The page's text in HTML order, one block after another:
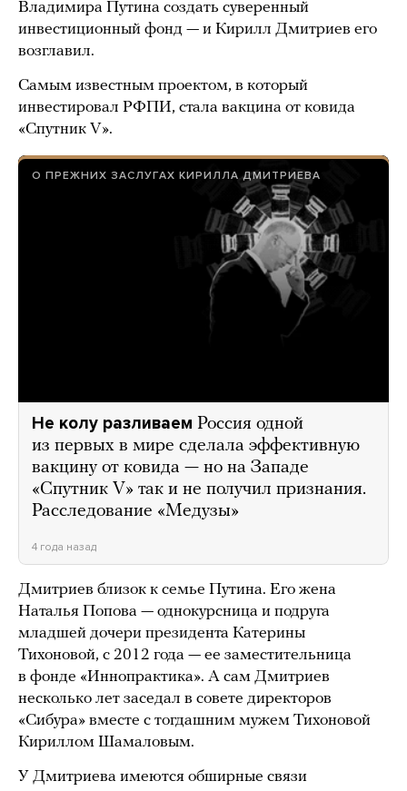
Владимира Путина создать суверенный
инвестиционный фонд — и Кирилл Дмитриев его
возглавил.
Самым известным проектом, в который
инвестировал РФПИ, стала вакцина от ковида
«Спутник V».
О ПРЕЖНИХ ЗАСЛУГАХ КИРИЛЛА ДМИТРИЕВА
Не колу разливаем Россия одной
из первых в мире сделала эффективную
вакцину от ковида — но на Западе
«Спутник V» так и не получил признания.
Расследование «Медузы»
4 года назад
Дмитриев близок к семье Путина. Его жена
Наталья Попова — однокурсница и подруга
младшей дочери президента Катерины
Тихоновой, с 2012 года — ее заместительница
в фонде «Иннопрактика». А сам Дмитриев
несколько лет заседал в совете директоров
«Сибура» вместе с тогдашним мужем Тихоновой
Кириллом Шамаловым.
У Дмитриева имеются обширные связи